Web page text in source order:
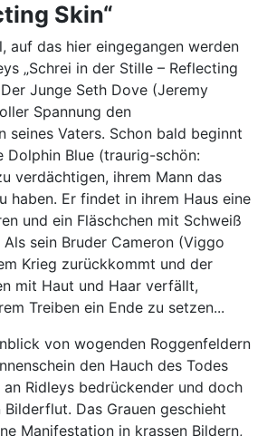
Skin“
auf das hier eingegangen werden
„Schrei in der Stille – Reflecting
Junge Seth Dove (Jeremy
Spannung den
seines Vaters. Schon bald beginnt
Dolphin Blue (traurig-schön:
verdächtigen, ihrem Mann das
haben. Er findet in ihrem Haus eine
und ein Fläschchen mit Schweiß
sein Bruder Cameron (Viggo
Krieg zurückkommt und der
mit Haut und Haar verfällt,
Treiben ein Ende zu setzen...
von wogenden Roggenfeldern
den Hauch des Todes
Ridleys bedrückender und doch
Bilderflut. Das Grauen geschieht
Manifestation in krassen Bildern,